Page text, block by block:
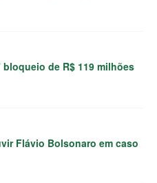
de R$ 119 milhões
Flávio Bolsonaro em caso